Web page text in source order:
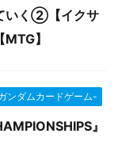
いく②【イクサ
】
ンダムカードゲーム-
』